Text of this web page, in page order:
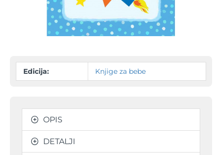
Edicija: Knjige za bebe
OPIS
DETALJI